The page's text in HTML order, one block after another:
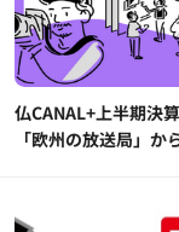
仏CANAL+上半期決
「欧州の放送局」か